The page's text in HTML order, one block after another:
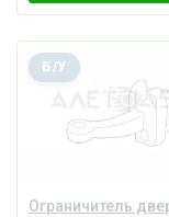
Ограничитель
Б/У